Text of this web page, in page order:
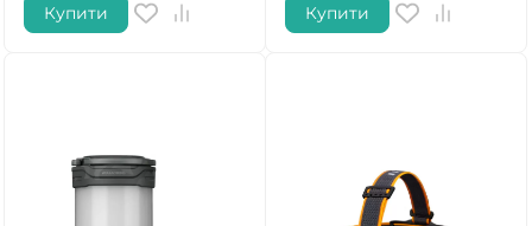
Купити Купити